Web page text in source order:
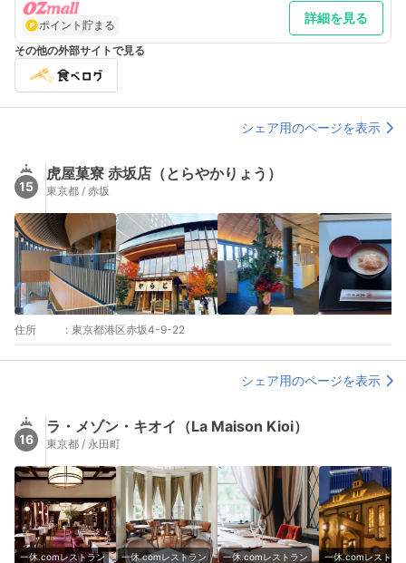
ポイント貯まる 詳細を見る
その他の外部サイトで見る
シェア用のページを表示
15
虎屋菓寮 赤坂店（とらやかりょう）
東京都 / 赤坂
住所 : 東京都港区赤坂4-9-22
シェア用のページを表示
16
ラ・メゾン・キオイ（La Maison Kioi）
東京都 / 永田町
一休.comレストラン 一休.comレストラン 一休.comレストラン 一休.comレストラ